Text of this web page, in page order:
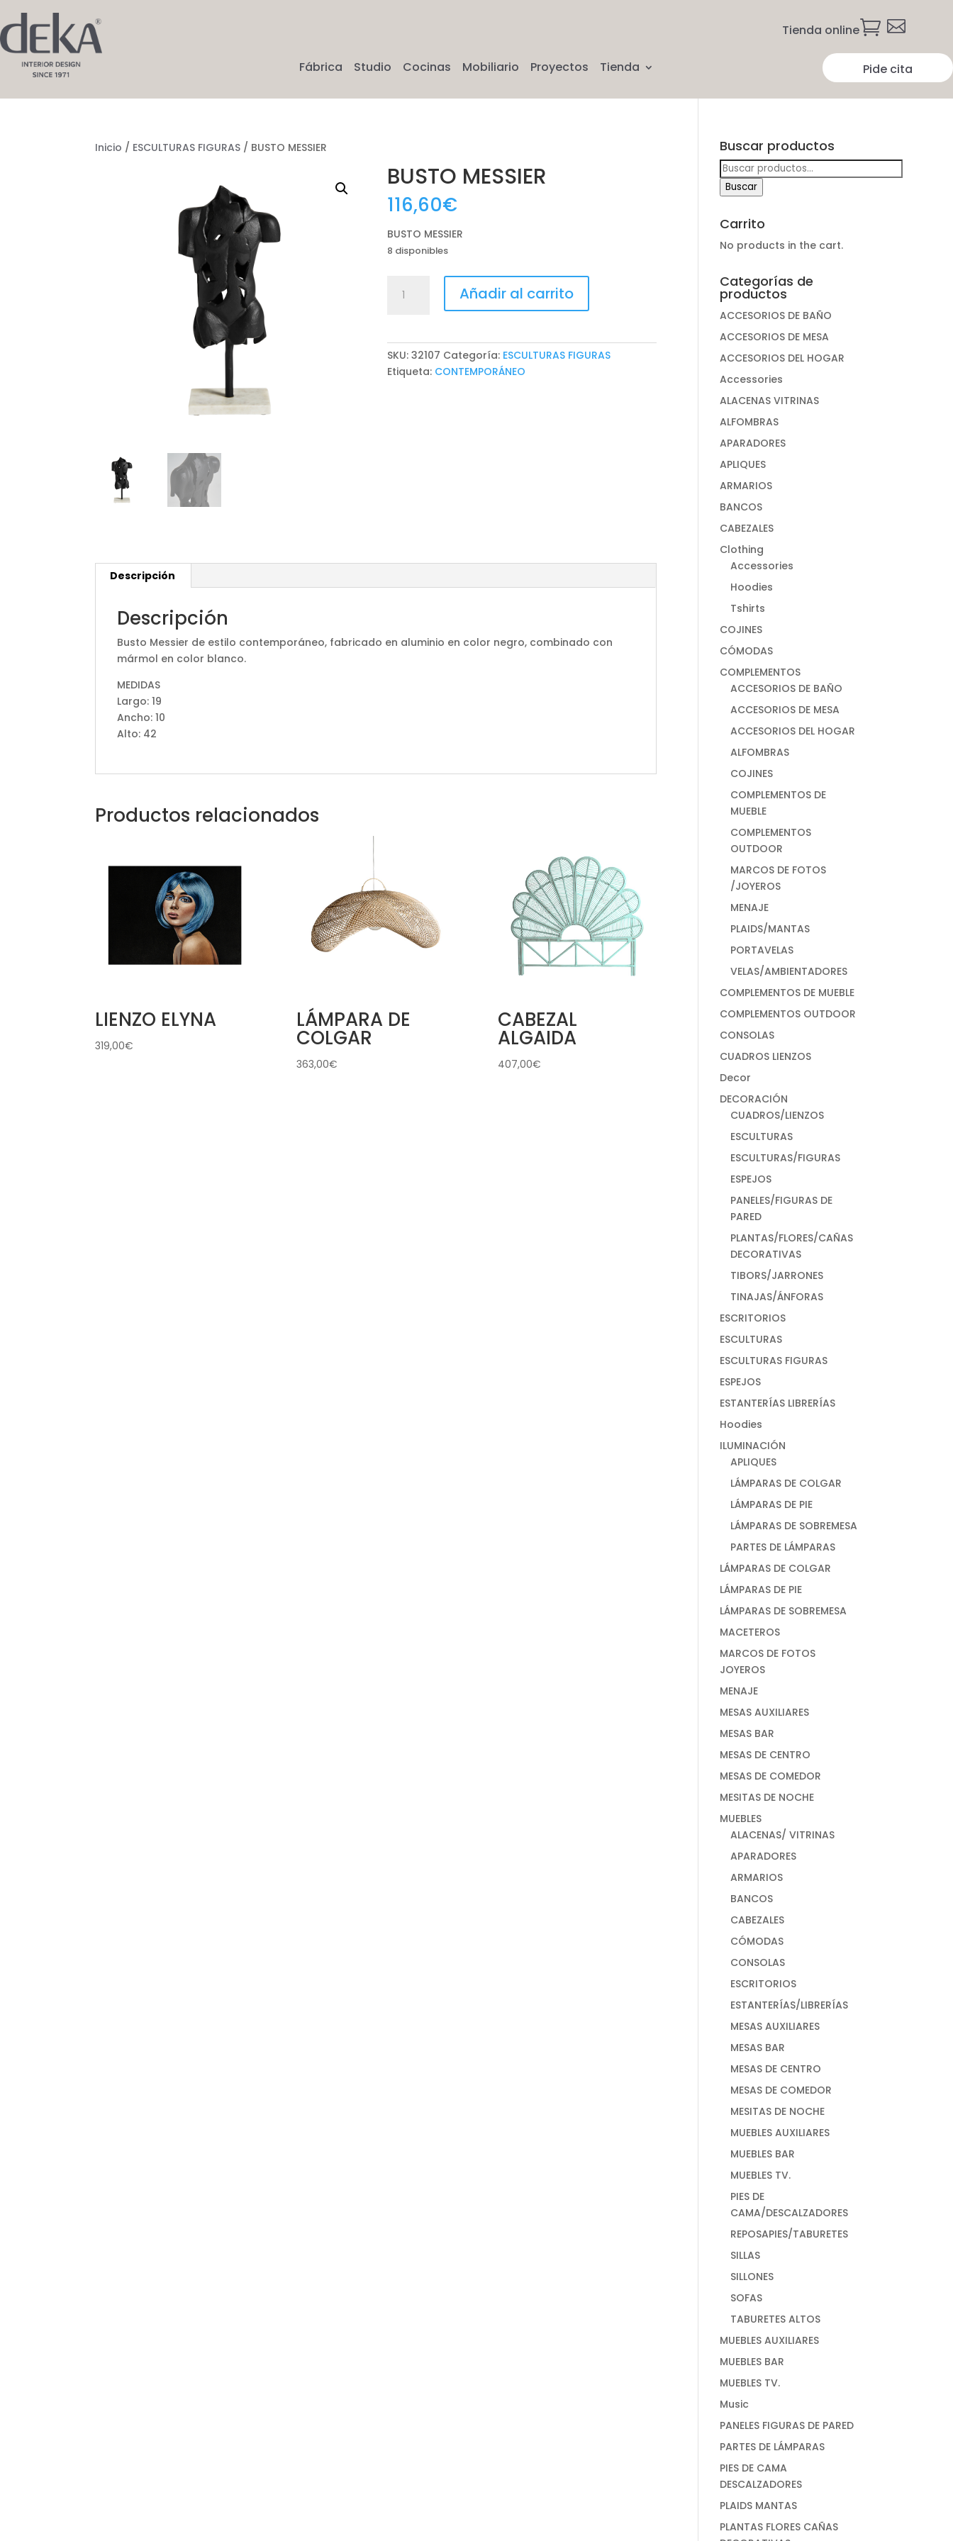
Tienda online 
Fábrica Studio Cocinas Mobiliario Proyectos Tienda Pide cita
Inicio / ESCULTURAS FIGURAS / BUSTO MESSIER
BUSTO MESSIER
116,60€
BUSTO MESSIER
8 disponibles
MESSIER
Añadir al carrito
SKU:32107 Categoría: ESCULTURAS FIGURAS
Etiqueta: CONTEMPORÁNEO
Descripción
Descripción
Busto Messier de estilo contemporáneo, fabricado en aluminio en color negro, combinado con
mármol en color blanco.
MEDIDAS
Largo: 19
Ancho: 10
Alto: 42
Productos relacionados
LIENZO ELYNA
319,00€
LÁMPARA DE
COLGAR
363,00€
CABEZAL
ALGAIDA
407,00€
Buscar productos
Buscar
por:
Buscar
Carrito
No products in the cart.
Categorías de
productos
ACCESORIOS DE BAÑO
ACCESORIOS DE MESA
ACCESORIOS DEL HOGAR
Accessories
ALACENAS VITRINAS
ALFOMBRAS
APARADORES
APLIQUES
ARMARIOS
BANCOS
CABEZALES
Clothing
Accessories
Hoodies
Tshirts
COJINES
CÓMODAS
COMPLEMENTOS
ACCESORIOS DE BAÑO
ACCESORIOS DE MESA
ACCESORIOS DEL HOGAR
ALFOMBRAS
COJINES
COMPLEMENTOS DE
MUEBLE
COMPLEMENTOS
OUTDOOR
MARCOS DE FOTOS
/JOYEROS
MENAJE
PLAIDS/MANTAS
PORTAVELAS
VELAS/AMBIENTADORES
COMPLEMENTOS DE MUEBLE
COMPLEMENTOS OUTDOOR
CONSOLAS
CUADROS LIENZOS
Decor
DECORACIÓN
CUADROS/LIENZOS
ESCULTURAS
ESCULTURAS/FIGURAS
ESPEJOS
PANELES/FIGURAS DE
PARED
PLANTAS/FLORES/CAÑAS
DECORATIVAS
TIBORS/JARRONES
TINAJAS/ÁNFORAS
ESCRITORIOS
ESCULTURAS
ESCULTURAS FIGURAS
ESPEJOS
ESTANTERÍAS LIBRERÍAS
Hoodies
ILUMINACIÓN
APLIQUES
LÁMPARAS DE COLGAR
LÁMPARAS DE PIE
LÁMPARAS DE SOBREMESA
PARTES DE LÁMPARAS
LÁMPARAS DE COLGAR
LÁMPARAS DE PIE
LÁMPARAS DE SOBREMESA
MACETEROS
MARCOS DE FOTOS
JOYEROS
MENAJE
MESAS AUXILIARES
MESAS BAR
MESAS DE CENTRO
MESAS DE COMEDOR
MESITAS DE NOCHE
MUEBLES
ALACENAS/ VITRINAS
APARADORES
ARMARIOS
BANCOS
CABEZALES
CÓMODAS
CONSOLAS
ESCRITORIOS
ESTANTERÍAS/LIBRERÍAS
MESAS AUXILIARES
MESAS BAR
MESAS DE CENTRO
MESAS DE COMEDOR
MESITAS DE NOCHE
MUEBLES AUXILIARES
MUEBLES BAR
MUEBLES TV.
PIES DE
CAMA/DESCALZADORES
REPOSAPIES/TABURETES
SILLAS
SILLONES
SOFAS
TABURETES ALTOS
MUEBLES AUXILIARES
MUEBLES BAR
MUEBLES TV.
Music
PANELES FIGURAS DE PARED
PARTES DE LÁMPARAS
PIES DE CAMA
DESCALZADORES
PLAIDS MANTAS
PLANTAS FLORES CAÑAS